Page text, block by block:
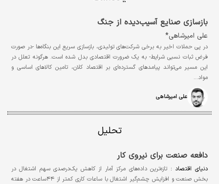
بازسازی صنایع آسیب‌دیده از جنگ
علی امیرشاهی*
در پی حملات اخیر به برخی شرکت‌های تولیدی، بازسازی سریع این بنگاه‌ها -در صورت
فرض ثبات نسبی شرایط- به یک ضرورت اقتصادی بدل شده است. هرگونه تعلل در
این مسیر می‌تواند پیامدهای گسترده‌ای بر اقتصاد کلان، تامین کالاهای اساسی و
مواد…
علی امیرشاهی
تحلیل
دافعه صنعت برای نیروی‌ کار
دنیای اقتصاد : تازه‌ترین داده‌های مرکز آمار از کاهش یک‌درصدی سهم اشتغال در
بخش صنعت و افزایش چشم‌گیر اشتغال با ساعات کاری کمتر از ۴۴ساعت در هفته